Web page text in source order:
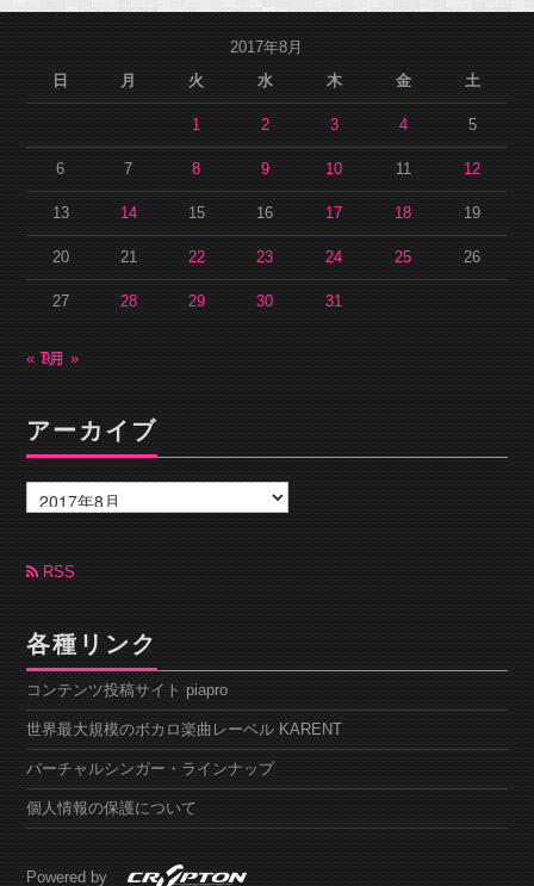
2017年8月
日
月 火 水 木 金 土
1 2 3 4 5
6 7 8 9 10 11 12
13 14 15 16 17 18 19
20 21 22 23 24 25 26
27 28 29 30 31
« 7月9月 »
アーカイブ
ー
カ
ブ RSS
各種リンク
コンテンツ投稿サイト piapro
世界最大規模のボカロ楽曲レーベル KARENT
バーチャルシンガー・ラインナップ
個人情報の保護について
Powered by